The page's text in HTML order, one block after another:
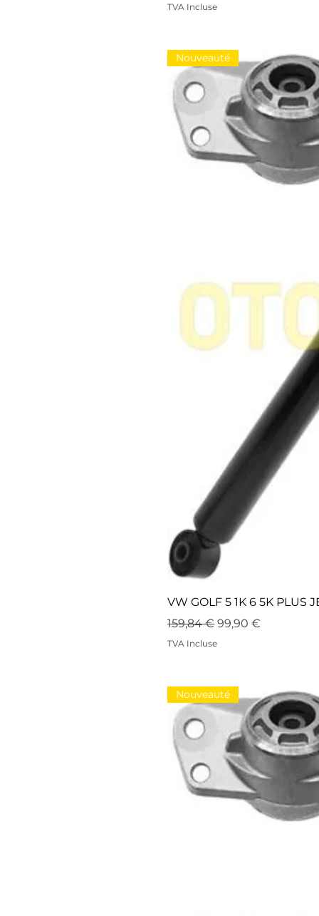
TVA Incluse
Nouveauté
VW GOLF 5 1K 6 5K PLUS
Prix original
159,84 € Prix
99,90 €
TVA Incluse
Nouveauté